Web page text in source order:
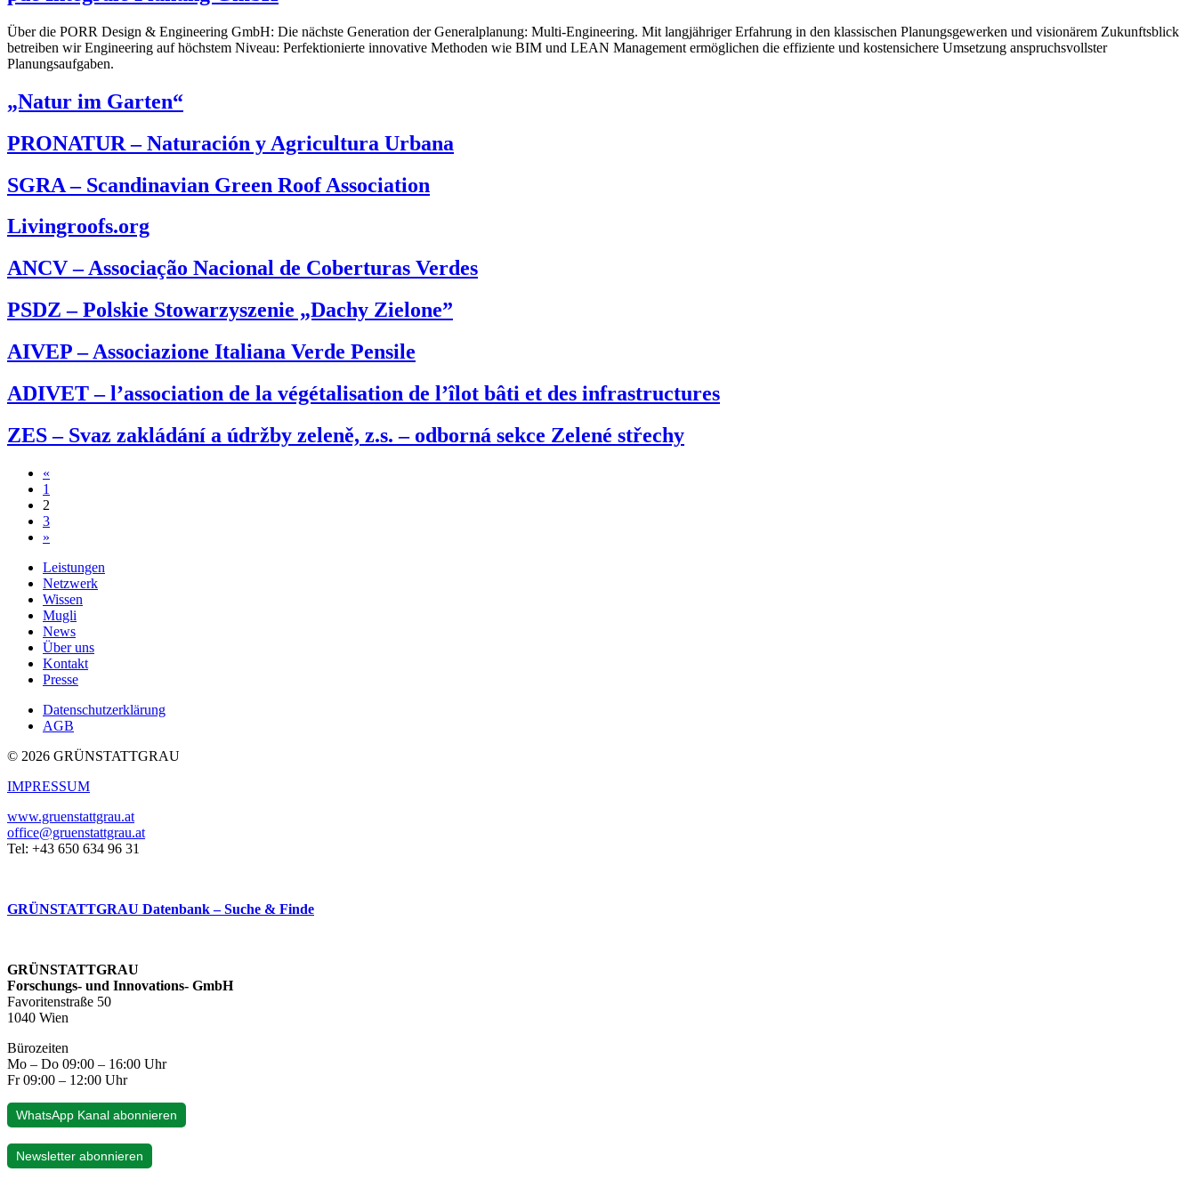
Über die PORR Design & Engineering GmbH: Die nächste Generation der Generalplanung: Multi-Engineering. Mit langjähriger Erfahrung in den klassischen Planungsgewerken und visionärem Zukunftsblick
betreiben wir Engineering auf höchstem Niveau: Perfektionierte innovative Methoden wie BIM und LEAN Management ermöglichen die effiziente und kostensichere Umsetzung anspruchsvollster
Planungsaufgaben.
„Natur im Garten“
PRONATUR – Naturación y Agricultura Urbana
SGRA – Scandinavian Green Roof Association
Livingroofs.org
ANCV – Associação Nacional de Coberturas Verdes
PSDZ – Polskie Stowarzyszenie „Dachy Zielone”
AIVEP – Associazione Italiana Verde Pensile
ADIVET – l’association de la végétalisation de l’îlot bâti et des infrastructures
ZES – Svaz zakládání a údržby zeleně, z.s. – odborná sekce Zelené střechy
Beitragsnavigation
«
1
2
3
»
Leistungen
Netzwerk
Wissen
Mugli
News
Über uns
Kontakt
Presse
Datenschutzerklärung
AGB
© 2026 GRÜNSTATTGRAU
IMPRESSUM
www.gruenstattgrau.at
office@gruenstattgrau.at
Tel: +43 650 634 96 31
GRÜNSTATTGRAU Datenbank – Suche & Finde
GRÜNSTATTGRAU
Forschungs- und Innovations- GmbH
Favoritenstraße 50
1040 Wien
Bürozeiten
Mo – Do 09:00 – 16:00 Uhr
Fr 09:00 – 12:00 Uhr
WhatsApp Kanal abonnieren
Newsletter abonnieren